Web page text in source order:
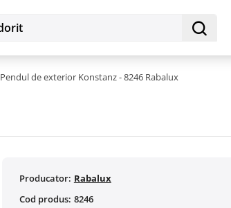
Pendul de exterior Konstanz - 8246 Rabalux
Producator: Rabalux
Cod produs: 8246